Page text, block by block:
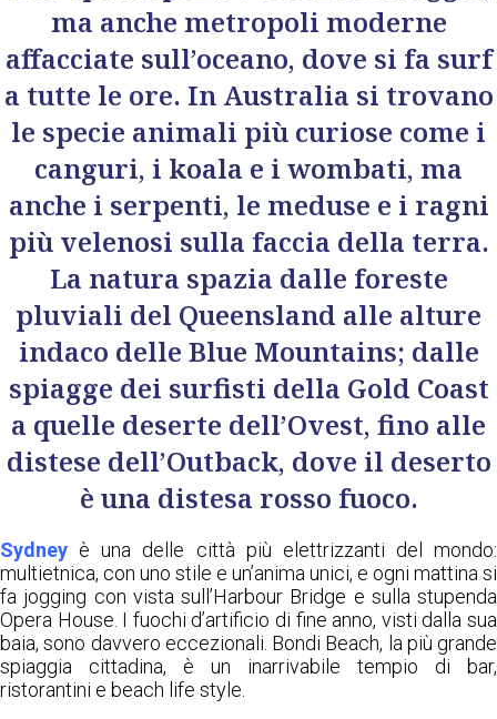
ma anche metropoli moderne
affacciate sull’oceano, dove si fa surf
a tutte le ore. In Australia si trovano
le specie animali più curiose come i
canguri, i koala e i wombati, ma
anche i serpenti, le meduse e i ragni
più velenosi sulla faccia della terra.
La natura spazia dalle foreste
pluviali del Queensland alle alture
indaco delle Blue Mountains; dalle
spiagge dei surfisti della Gold Coast
a quelle deserte dell’Ovest, fino alle
distese dell’Outback, dove il deserto
è una distesa rosso fuoco.
Sydney è una delle città più elettrizzanti del mondo:
multietnica, con uno stile e un’anima unici, e ogni mattina si
fa jogging con vista sull’Harbour Bridge e sulla stupenda
Opera House. I fuochi d’artificio di fine anno, visti dalla sua
baia, sono davvero eccezionali. Bondi Beach, la più grande
spiaggia cittadina, è un inarrivabile tempio di bar,
ristorantini e beach life style.